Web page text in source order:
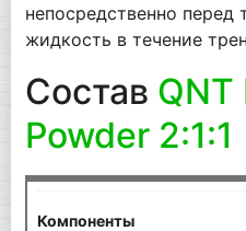
непосредственно перед
жидкость в течение
Состав QNT
Powder 2:1:1
Компоненты